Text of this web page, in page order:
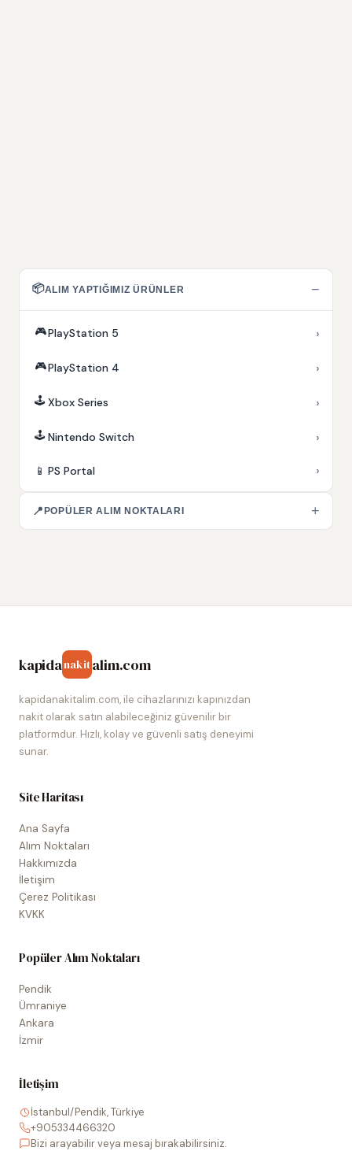
📦ALIM YAPTIĞIMIZ ÜRÜNLER −
🎮PlayStation 5 ›
🎮PlayStation 4 ›
🕹️ Xbox Series ›
🕹️ Nintendo Switch ›
📱 PS Portal ›
📍 POPÜLER ALIM NOKTALARI +
kapidanakitalim.com
kapidanakitalim.com, ile cihazlarınızı kapınızdan
nakit olarak satın alabileceğiniz güvenilir bir
platformdur. Hızlı, kolay ve güvenli satış deneyimi
sunar.
Site Haritası
Ana Sayfa
Alım Noktaları
Hakkımızda
İletişim
Çerez Politikası
KVKK
Popüler Alım Noktaları
Pendik
Ümraniye
Ankara
İzmir
İletişim
İstanbul/Pendik, Türkiye
+905334466320
Bizi arayabilir veya mesaj bırakabilirsiniz.